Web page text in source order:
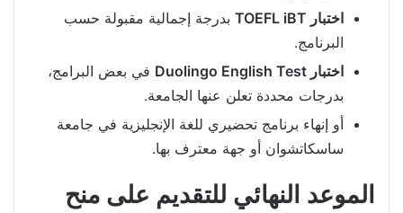
اختبار TOEFL iBT
بدرجة إجمالية مقبولة حسب
البرنامج.
اختبار Duolingo English Test
في بعض البرامج،
بدرجات محددة تعلن عنها الجامعة.
أو إنهاء برنامج تحضيري للغة الإنجليزية في جامعة
ساسكاتشوان أو جهة معترف بها.
الموعد النهائي للتقديم على منح